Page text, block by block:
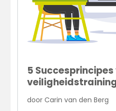
5
door Carin van den Berg